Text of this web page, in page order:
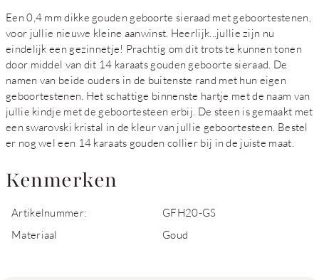
Een 0,4 mm dikke gouden geboorte sieraad met geboortestenen,
voor jullie nieuwe kleine aanwinst. Heerlijk...jullie zijn nu
eindelijk een gezinnetje! Prachtig om dit trots te kunnen tonen
door middel van dit 14 karaats gouden geboorte sieraad. De
namen van beide ouders in de buitenste rand met hun eigen
geboortestenen. Het schattige binnenste hartje met de naam van
jullie kindje met de geboortesteen erbij. De steen is gemaakt met
een swarovski kristal in de kleur van jullie geboortesteen. Bestel
er nog wel een 14 karaats gouden collier bij in de juiste maat.
Kenmerken
Artikelnummer:
GFH20-GS
Materiaal
Goud